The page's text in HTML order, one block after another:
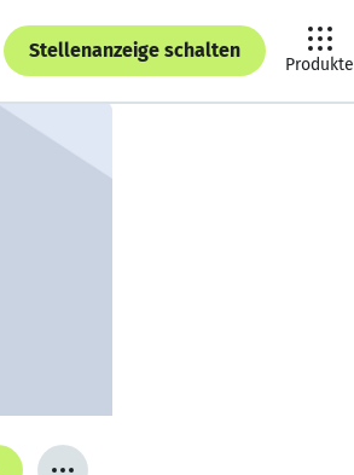
Stellenanzeige schalten
Produkte